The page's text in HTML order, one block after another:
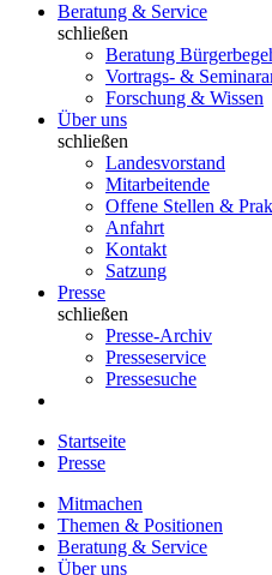
Beratung & Service
schließen
Beratung
Vortrags- &
Forschung & Wissen
Über uns
schließen
Landesvorstand
Mitarbeitende
Offene Stellen &
Anfahrt
Kontakt
Satzung
Presse
schließen
Presse-Archiv
Presseservice
Pressesuche
Startseite
Presse
Mitmachen
Themen & Positionen
Beratung & Service
Über uns